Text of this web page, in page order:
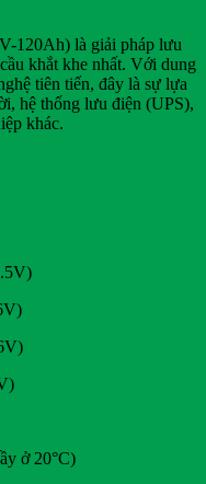
120Ah) là giải pháp lưu
khắt khe nhất. Với dung
tiên tiến, đây là sự lựa
hệ thống lưu điện (UPS),
khác.
ở 20°C)